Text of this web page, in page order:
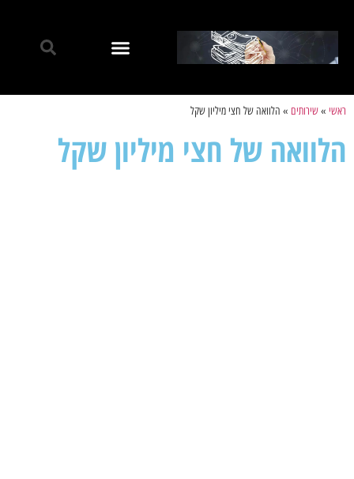
ראשי »שירותים » הלוואה של חצי מיליון שקל
הלוואה של חצי מיליון שקל